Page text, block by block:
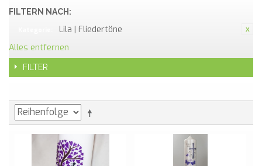
FILTERN NACH:
Lila | Fliedertöne
Alles entfernen
FILTER